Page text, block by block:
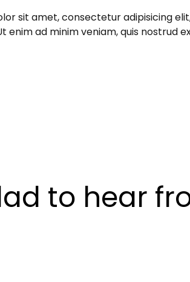
sit amet, consectetur adipisicing
enim ad minim veniam, quis nostrud
to hear